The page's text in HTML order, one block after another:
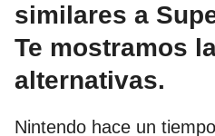
similares a
Te mostramos
alternativas.
Nintendo hace un